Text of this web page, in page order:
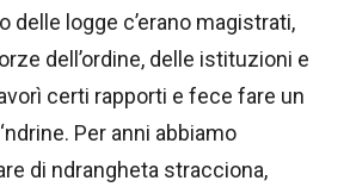
delle logge c’erano magistrati,
dell’ordine, delle istituzioni e
certi rapporti e fece fare un
Per anni abbiamo
di ndrangheta stracciona,